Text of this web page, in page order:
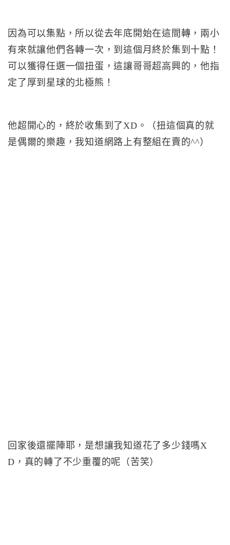
因為可以集點，所以從去年底開始在這間轉，兩小
有來就讓他們各轉一次，到這個月終於集到十點！
可以獲得任選一個扭蛋，這讓哥哥超高興的，他指
定了厚到星球的北極熊！
他超開心的，終於收集到了XD。（扭這個真的就
是偶爾的樂趣，我知道網路上有整組在賣的^^）
回家後還擺陣耶，是想讓我知道花了多少錢嗎X
D，真的轉了不少重覆的呢（苦笑）